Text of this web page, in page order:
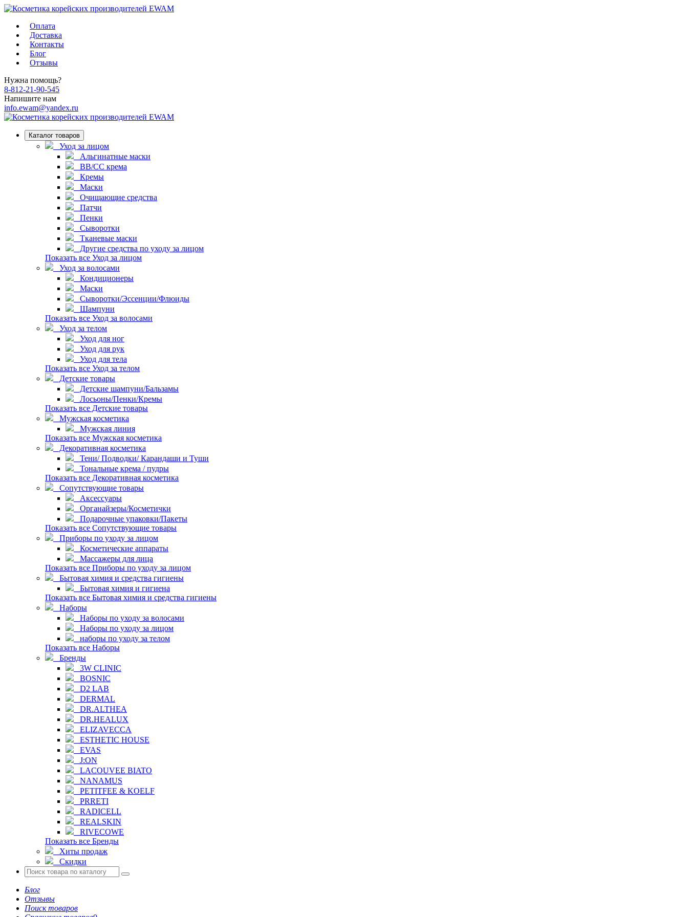
Оплата
Доставка
Контакты
Блог
Отзывы
Нужна помощь?
8-812-21-90-545
Напишите нам
info.ewam@yandex.ru
Каталог товаров
Уход за лицом
Альгинатные маски
ВВ/СС крема
Кремы
Маски
Очищающие средства
Патчи
Пенки
Сыворотки
Тканевые маски
Другие средства по уходу за лицом
Показать все Уход за лицом
Уход за волосами
Кондиционеры
Маски
Сыворотки/Эссенции/Флюиды
Шампуни
Показать все Уход за волосами
Уход за телом
Уход для ног
Уход для рук
Уход для тела
Показать все Уход за телом
Детские товары
Детские шампуни/Бальзамы
Лосьоны/Пенки/Кремы
Показать все Детские товары
Мужская косметика
Мужская линия
Показать все Мужская косметика
Декоративная косметика
Тени/ Подводки/ Карандаши и Туши
Тональные крема / пудры
Показать все Декоративная косметика
Сопутствующие товары
Аксессуары
Органайзеры/Косметички
Подарочные упаковки/Пакеты
Показать все Сопутствующие товары
Приборы по уходу за лицом
Косметические аппараты
Массажеры для лица
Показать все Приборы по уходу за лицом
Бытовая химия и средства гигиены
Бытовая химия и гигиена
Показать все Бытовая химия и средства гигиены
Наборы
Наборы по уходу за волосами
Наборы по уходу за лицом
наборы по уходу за телом
Показать все Наборы
Бренды
3W CLINIC
BOSNIC
D2 LAB
DERMAL
DR.ALTHEA
DR.HEALUX
ELIZAVECCA
ESTHETIC HOUSE
EVAS
J:ON
LACOUVEE BIATO
NANAMUS
PETITFEE & KOELF
PRRETI
RADICELL
REALSKIN
RIVECOWE
Показать все Бренды
Хиты продаж
Скидки
Блог
Отзывы
Поиск товаров